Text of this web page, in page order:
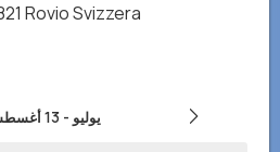
Rovio Svizzera
2 يوليو -13 أغسطس